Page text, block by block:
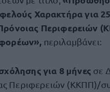
Χαρακτήρα για
Περιφερειών
περιλαμβάνει:
για 8 μήνες σε
Περιφερειών (ΚΚΠΠ)/